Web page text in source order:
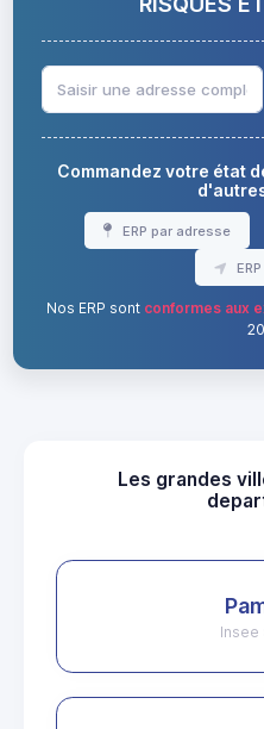
Commandez votre état
ERP par adresse
Nos ERP sont conformes aux
Les grandes
Insee